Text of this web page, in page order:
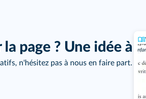
page ? Une idée à
n'hésitez pas à nous en faire part.